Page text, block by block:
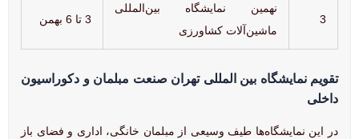
3
نهمین نمایشگاه بین‌المللی
ماشین‌آلات کشاورزی
3 تا 6 بهمن
تقویم نمایشگاه بین المللی تهران صنعت مبلمان و دکوراسیون
داخلی
در این نمایشگاه‌ها طیف وسیعی از مبلمان خانگی، اداری و فضای باز